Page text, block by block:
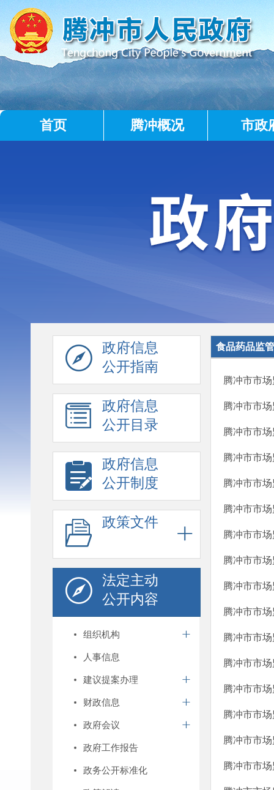
首页 腾冲概况 市政
政府信息
公开指南
政府信息
公开目录
政府信息
公开制度
政策文件
法定主动
公开内容
组织机构
人事信息
建议提案办理
财政信息
政府会议
政府工作报告
政务公开标准化
食品药品监管
腾冲市市
腾冲市市
腾冲市市
腾冲市市
腾冲市市
腾冲市市
腾冲市市
腾冲市市
腾冲市市
腾冲市市
腾冲市市
腾冲市市
腾冲市市
腾冲市市
腾冲市市
腾冲市市